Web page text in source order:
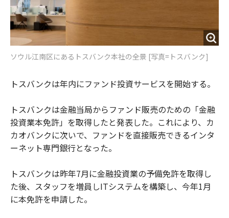
ソウル江南区にあるトスバンク本社の全景 [写真=トスバンク]
トスバンクは年内にファンド投資サービスを開始する。
トスバンクは金融当局からファンド販売のための「金融
投資業本免許」を取得したと発表した。これにより、カ
カオバンクに次いで、ファンドを直接販売できるインタ
ーネット専門銀行となった。
トスバンクは昨年7月に金融投資業の予備免許を取得し
た後、スタッフを増員しITシステムを構築し、今年1月
に本免許を申請した。